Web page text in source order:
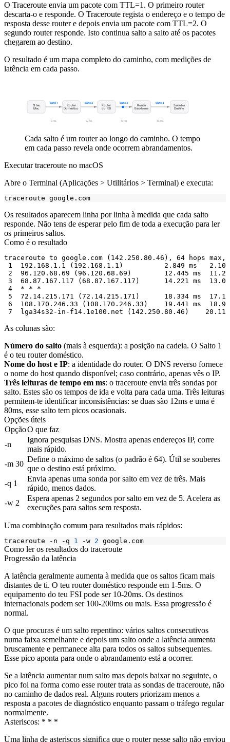
O Traceroute envia um pacote com TTL=1. O primeiro router
descarta-o e responde. O Traceroute regista o endereço e o tempo de
resposta desse router e depois envia um pacote com TTL=2. O
segundo router responde. Isto continua salto a salto até os pacotes
chegarem ao destino.
O resultado é um mapa completo do caminho, com medições de
latência em cada passo.
O teu
Mac
Router
Doméstico
Router
do FSI
Router
Backbone
Servidor
Destino
Salto 1
3 ms
Salto 2
12 ms
Salto 3
18 ms
Salto 4
45 ms
Cada salto é um router ao longo do caminho. O tempo
em cada passo revela onde ocorrem abrandamentos.
Executar traceroute no macOS
Abre o Terminal (Aplicações > Utilitários > Terminal) e executa:
Os resultados aparecem linha por linha à medida que cada salto
responde. Não tens de esperar pelo fim de toda a execução para ler
os primeiros saltos.
Como é o resultado
traceroute to google.com (142.250.80.46), 64 hops max,
1  192.168.1.1 (192.168.1.1)          2.849 ms   2.103
2  96.120.68.69 (96.120.68.69)        12.445 ms
3  68.87.167.117 (68.87.167.117)      14.221 ms
4  * * *
5  72.14.215.171 (72.14.215.171)      18.334 ms
6  108.170.246.33 (108.170.246.33)    19.441 ms
As colunas são:
Número do salto (mais à esquerda): a posição na cadeia. O Salto 1
é o teu router doméstico.
Nome do host e IP: a identidade do router. O DNS reverso fornece
o nome do host quando disponível; caso contrário, apenas vês o IP.
Três leituras de tempo em ms: o traceroute envia três sondas por
salto. Estes são os tempos de ida e volta para cada uma. Três leituras
permitem-te identificar inconsistências: se duas são 12ms e uma é
80ms, esse salto tem picos ocasionais.
Opções úteis
OpçãoO que faz
-n
Ignora pesquisas DNS. Mostra apenas endereços IP, corre
mais rápido.
-m 30
Define o máximo de saltos (o padrão é 64). Útil se souberes
que o destino está próximo.
-q 1
Envia apenas uma sonda por salto em vez de três. Mais
rápido, menos dados.
-w 2
Espera apenas 2 segundos por salto em vez de 5. Acelera as
execuções para saltos sem resposta.
Uma combinação comum para resultados mais rápidos:
traceroute -n -q 1 -w 2
Como ler os resultados do traceroute
Progressão da latência
A latência geralmente aumenta à medida que os saltos ficam mais
distantes de ti. O teu router doméstico responde em 1-5ms. O
equipamento do teu FSI pode ser 10-20ms. Os destinos
internacionais podem ser 100-200ms ou mais. Essa progressão é
normal.
O que procuras é um salto repentino: vários saltos consecutivos
numa faixa semelhante e depois um salto onde a latência aumenta
bruscamente e permanece alta para todos os saltos subsequentes.
Esse pico aponta para onde o abrandamento está a ocorrer.
Se a latência aumentar num salto mas depois baixar no seguinte, o
pico foi na forma como esse router trata as sondas de traceroute, não
no caminho de dados real. Alguns routers priorizam menos a
resposta a pacotes de diagnóstico enquanto passam o tráfego regular
normalmente.
Asteriscos: * * *
Uma linha de asteriscos significa que o router nesse salto não enviou